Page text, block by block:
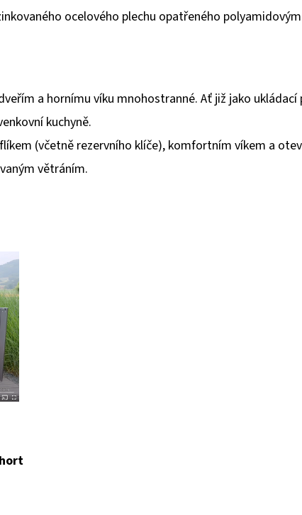
ocelového plechu opatřeného
a hornímu víku mnohostranné. Ať již jako
kuchyně.
(včetně rezervního klíče), komfortním víkem a
větráním.